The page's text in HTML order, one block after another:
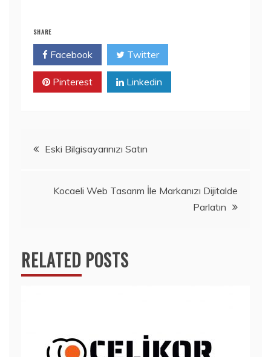
SHARE
Facebook Twitter
Pinterest Linkedin
YazıEski Bilgisayarınızı Satın
Kocaeli Web Tasarım İle Markanızı Dijitalde
Parlatın
RELATED POSTS